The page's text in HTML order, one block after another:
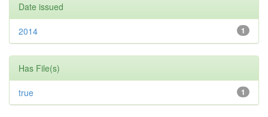
Date issued
1
2014
Has File(s)
1
true